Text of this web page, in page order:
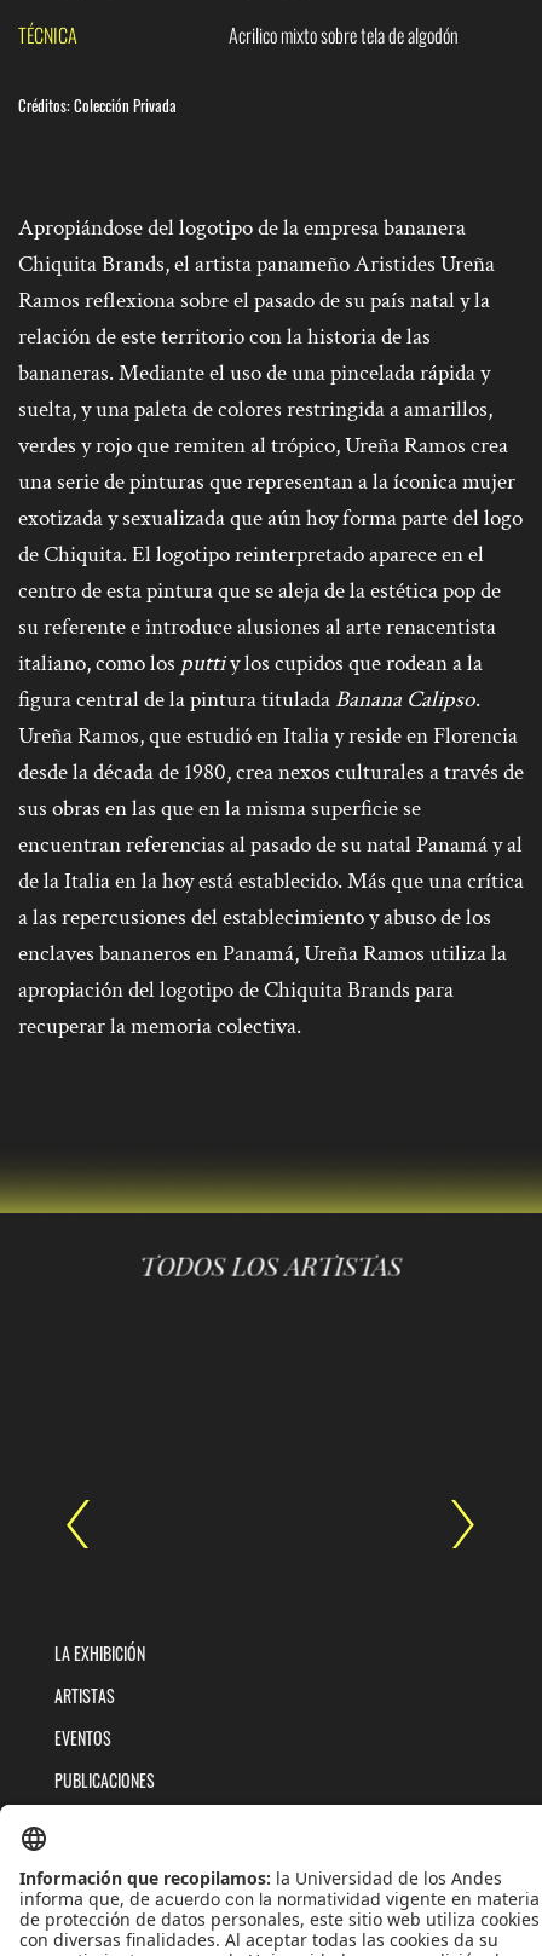
TÉCNICA
Acrilico mixto sobre tela de algodón
Créditos: Colección Privada
Apropiándose del logotipo de la empresa bananera
Chiquita Brands, el artista panameño Aristides Ureña
Ramos reflexiona sobre el pasado de su país natal y la
relación de este territorio con la historia de las
bananeras. Mediante el uso de una pincelada rápida y
suelta, y una paleta de colores restringida a amarillos,
verdes y rojo que remiten al trópico, Ureña Ramos crea
una serie de pinturas que representan a la íconica mujer
exotizada y sexualizada que aún hoy forma parte del logo
de Chiquita. El logotipo reinterpretado aparece en el
centro de esta pintura que se aleja de la estética pop de
su referente e introduce alusiones al arte renacentista
italiano, como los puttiy los cupidos que rodean a la
figura central de la pintura tituladaBanana Calipso.
Ureña Ramos, que estudió en Italia y reside en Florencia
desde la década de 1980, crea nexos culturales a través de
sus obras en las que en la misma superficie se
encuentran referencias al pasado de su natal Panamá y al
de la Italia en la hoy está establecido. Más que una crítica
a las repercusiones del establecimiento y abuso de los
enclaves bananeros en Panamá, Ureña Ramos utiliza la
apropiación del logotipo de Chiquita Brands para
recuperar la memoria colectiva.
TODOS LOS ARTISTAS
LA EXHIBICIÓN
ARTISTAS
EVENTOS
PUBLICACIONES
POLÍTICAS DE TRATAMIENTOS DE DATOS
TÉRMINOS Y CONDICIONES